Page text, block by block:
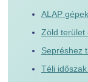
ALAP gépek
Zöld terület
Sepréshez
Téli